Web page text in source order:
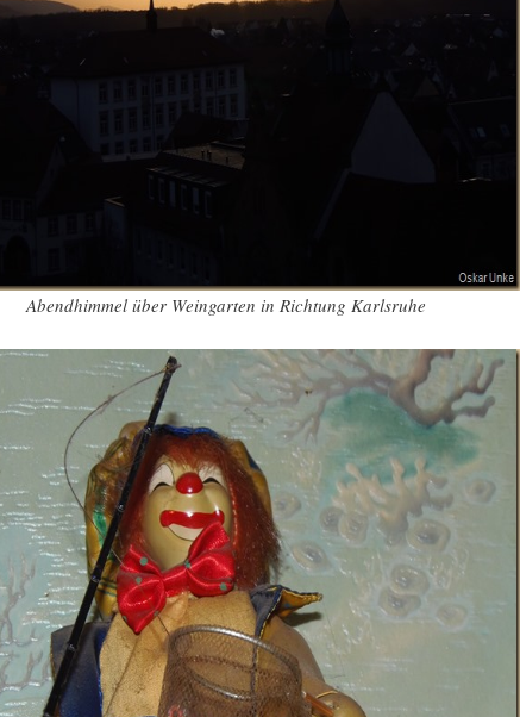
Abendhimmel über Weingarten in Richtung Karlsruhe